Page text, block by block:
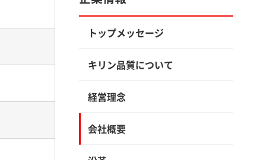
トップメッセージ
キリン品質について
経営理念
会社概要